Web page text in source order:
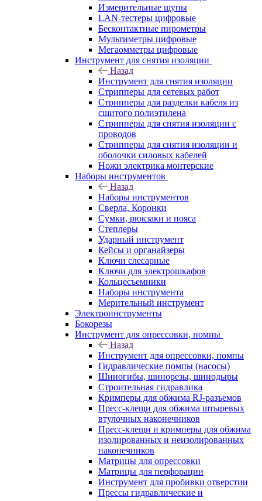
Измерительные щупы
LAN-тестеры цифровые
Бесконтактные пирометры
Мультиметры цифровые
Мегаомметры цифровые
Инструмент для снятия изоляции
Назад
Инструмент для снятия изоляции
Стрипперы для сетевых работ
Стрипперы для разделки кабеля из
сшитого полиэтилена
Cтрипперы для снятия изоляции с
проводов
Стрипперы для снятия изоляции и
оболочки силовых кабелей
Ножи электрика монтерские
Наборы инструментов
Назад
Наборы инструментов
Сверла, Коронки
Сумки, рюкзаки и пояса
Степлеры
Ударный инструмент
Кейсы и органайзеры
Ключи слесарные
Ключи для электрошкафов
Кольцесъемники
Наборы инструмента
Мерительный инструмент
Электроинструменты
Бокорезы
Инструмент для опрессовки, помпы
Назад
Инструмент для опрессовки, помпы
Гидравлические помпы (насосы)
Шиногибы, шинорезы, шинодыры
Строительная гидравлика
Кримперы для обжима RJ-разъемов
Пресс-клещи для обжима штыревых
втулочных наконечников
Пресс-клещи и кримперы для обжима
изолированных и неизолированных
наконечников
Матрицы для опрессовки
Матрицы для перфорации
Инструмент для пробивки отверстии
Прессы гидравлические и